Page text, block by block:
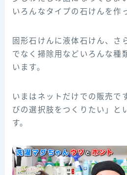
いろんなタイプの石けんを作
固形石けんに液体石けん、さ
でなく掃除用などいろんな種
います。
いまはネットだけでの販売で
びの選択肢をつくりたい」と
す。